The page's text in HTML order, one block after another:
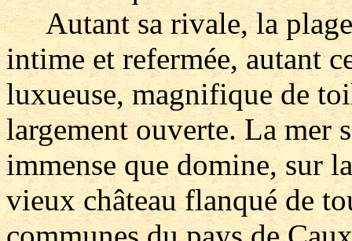
Autant sa rivale, la plage
intime et refermée, autant
luxueuse, magnifique de
largement ouverte. La mer
immense que domine, sur
vieux château flanqué de